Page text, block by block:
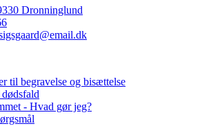
Dronninglund
til begravelse og bisættelse
- Hvad gør jeg?